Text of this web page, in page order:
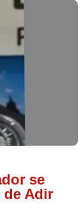
se
de Adir